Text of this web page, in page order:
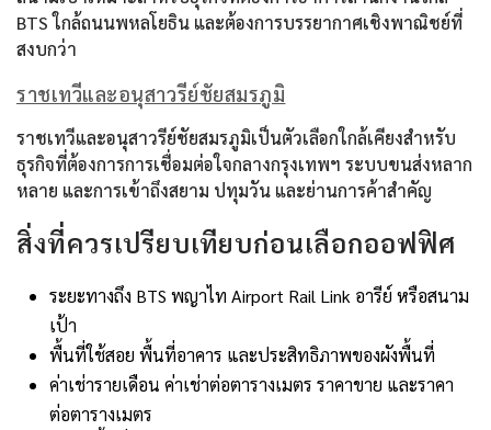
BTS ใกล้ถนนพหลโยธิน และต้องการบรรยากาศเชิงพาณิชย์ที่
สงบกว่า
ราชเทวีและอนุสาวรีย์ชัยสมรภูมิ
ราชเทวีและอนุสาวรีย์ชัยสมรภูมิเป็นตัวเลือกใกล้เคียงสำหรับ
ธุรกิจที่ต้องการการเชื่อมต่อใจกลางกรุงเทพฯ ระบบขนส่งหลาก
หลาย และการเข้าถึงสยาม ปทุมวัน และย่านการค้าสำคัญ
สิ่งที่ควรเปรียบเทียบก่อนเลือกออฟฟิศ
ระยะทางถึง BTS พญาไท Airport Rail Link อารีย์ หรือสนาม
เป้า
พื้นที่ใช้สอย พื้นที่อาคาร และประสิทธิภาพของผังพื้นที่
ค่าเช่ารายเดือน ค่าเช่าต่อตารางเมตร ราคาขาย และราคา
ต่อตารางเมตร